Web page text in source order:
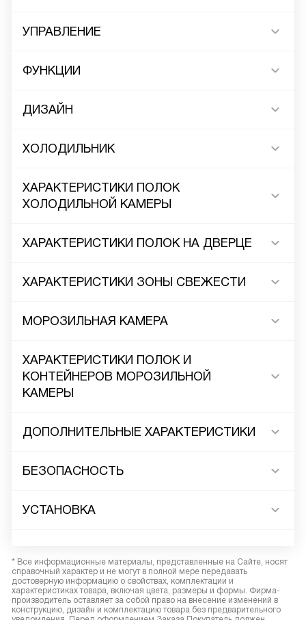
УПРАВЛЕНИЕ
ФУНКЦИИ
ДИЗАЙН
ХОЛОДИЛЬНИК
ХАРАКТЕРИСТИКИ ПОЛОК
ХОЛОДИЛЬНОЙ КАМЕРЫ
ХАРАКТЕРИСТИКИ ПОЛОК НА ДВЕРЦЕ
ХАРАКТЕРИСТИКИ ЗОНЫ СВЕЖЕСТИ
МОРОЗИЛЬНАЯ КАМЕРА
ХАРАКТЕРИСТИКИ ПОЛОК И
КОНТЕЙНЕРОВ МОРОЗИЛЬНОЙ
КАМЕРЫ
ДОПОЛНИТЕЛЬНЫЕ ХАРАКТЕРИСТИКИ
БЕЗОПАСНОСТЬ
УСТАНОВКА
* Все информационные материалы, представленные на Сайте, носят
справочный характер и не могут в полной мере передавать
достоверную информацию о свойствах, комплектации и
характеристиках товара, включая цвета, размеры и формы. Фирма-
производитель оставляет за собой право на внесение изменений в
конструкцию, дизайн и комплектацию товара без предварительного